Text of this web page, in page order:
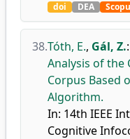
doi DEA
38.Tóth, E., Gál, Z.:
Analysis of the
Corpus Based
Algorithm.
In: 14th IEEE
Cognitive